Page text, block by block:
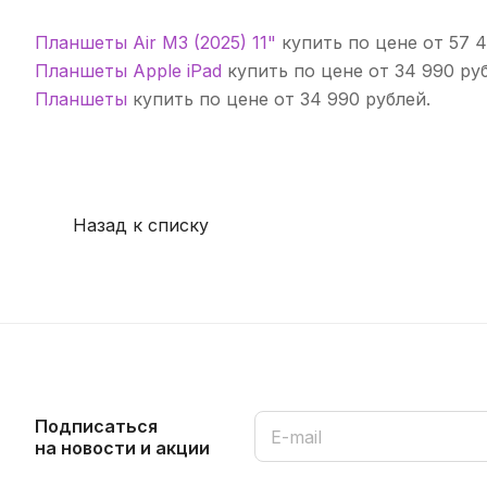
Поддержка Apple Pencil Pro и новой Magic
общения. До 10 часов автономной работы
Запись 4K‑видео, режимы Smart HDR 4 и
Планшеты Air M3 (2025) 11" купить по цене от 57
Планшеты Apple iPad купить по цене от 34 990
Планшеты купить по цене от 34 990 рублей.
Назад к списку
Подписаться
на новости и акции